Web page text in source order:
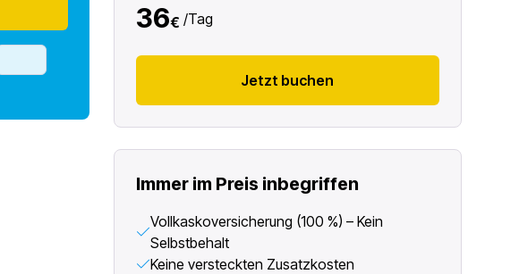
36€ /Tag
Jetzt buchen
Immer im Preis inbegriffen
Vollkaskoversicherung (100 %) – Kein
Selbstbehalt
Keine versteckten Zusatzkosten